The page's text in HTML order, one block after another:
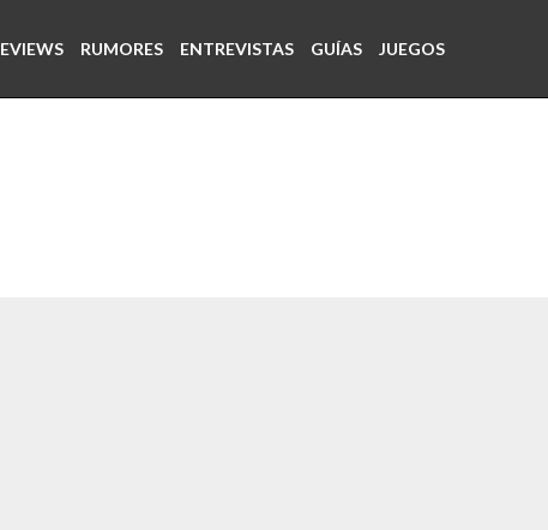
RUMORES ENTREVISTAS GUÍAS JUEGOS